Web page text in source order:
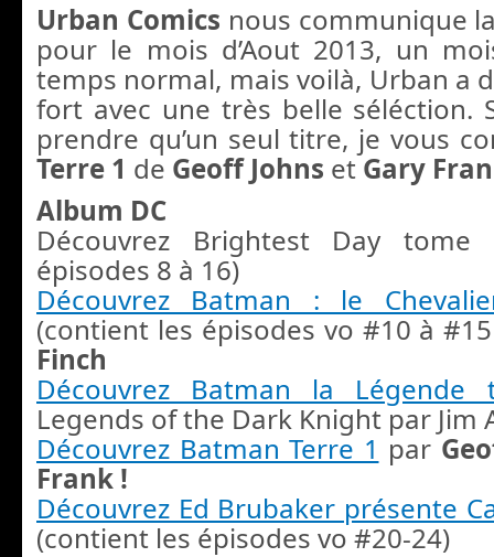
Urban Comics nous communique
pour le mois d’Aout 2013, un
temps normal, mais voilà, Urban a
fort avec une très belle séléction.
prendre qu’un seul titre, je vous
Terre 1 de Geoff Johns et Gary
Album DC
Découvrez Brightest Day
épisodes 8 à 16)
Découvrez Batman : le
(contient les épisodes vo #10 à
Finch
Découvrez Batman la Légende
Legends of the Dark Knight par Jim
Découvrez Batman Terre 1 par
Frank !
Découvrez Ed Brubaker présente
(contient les épisodes vo #20-24)